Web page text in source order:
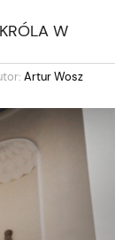
W
Artur Wosz